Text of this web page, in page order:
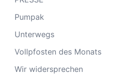
Pumpak
Unterwegs
Vollpfosten des Monats
Wir widersprechen